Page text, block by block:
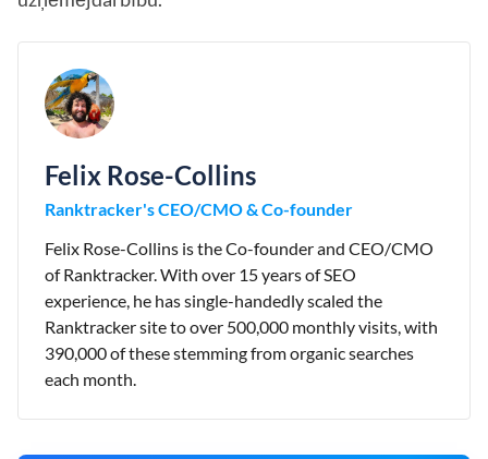
Felix Rose-Collins
Ranktracker's CEO/CMO & Co-founder
Felix Rose-Collins is the Co-founder and CEO/CMO
of Ranktracker. With over 15 years of SEO
experience, he has single-handedly scaled the
Ranktracker site to over 500,000 monthly visits, with
390,000 of these stemming from organic searches
each month.